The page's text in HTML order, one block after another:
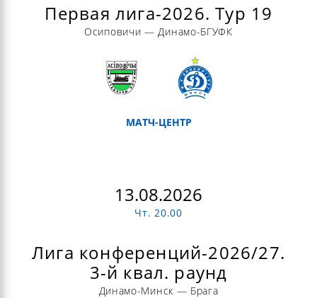
Первая лига-2026. Тур 19
Осиповичи — Динамо-БГУФК
МАТЧ-ЦЕНТР
13.08.2026
Чт. 20.00
Лига конференций-2026/27.
3-й квал. раунд
Динамо-Минск — Брага